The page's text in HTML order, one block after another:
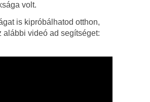
volt.
is kipróbálhatod otthon,
alábbi videó ad segítséget: